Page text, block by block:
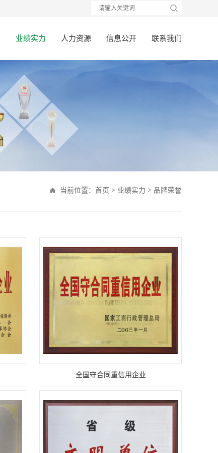
业绩实力 人力资源 信息公开 联系我们
当前位置： 首页 > 业绩实力 > 品牌荣誉
全国守合同重信用企业